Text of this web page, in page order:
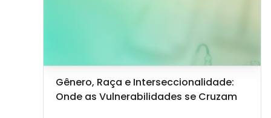
Imagem do curso
Nome do curso
Gênero, Raça e Interseccionalidade:
Onde as Vulnerabilidades se Cruzam